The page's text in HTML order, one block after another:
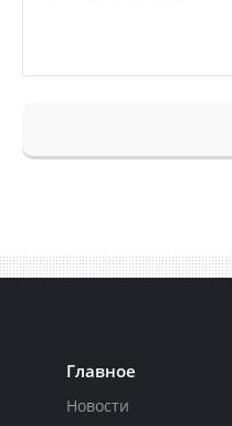
Главное
Новости